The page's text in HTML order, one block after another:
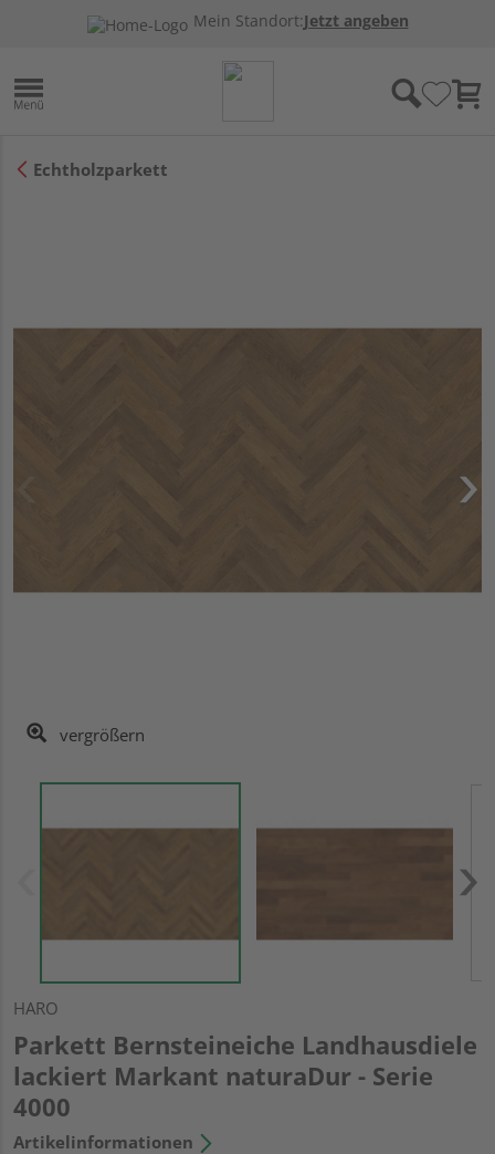
Mein Standort:Jetzt angeben
Echtholzparkett
vergrößern
HARO
Parkett Bernsteineiche Landhausdiele
lackiert Markant naturaDur - Serie
4000
Artikelinformationen